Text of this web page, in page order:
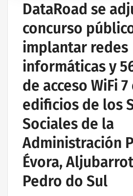
DataRoad se
concurso
implantar redes
informáticas y
de acceso WiFi
edificios de los
Sociales de la
Administración
Évora,
Pedro do Sul